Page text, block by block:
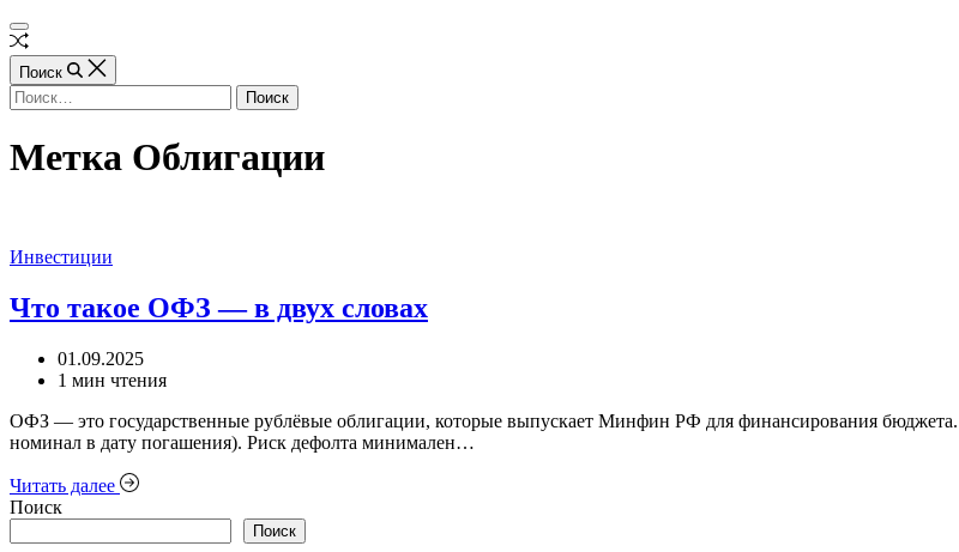
Перейти
к
содержимому
Финансы
и
инвестиции
Вне
холста
Финансы
и
инвестиции
Случайная
статья
Поиск
Найти:
Метка Облигации
Рубрики
Инвестиции
Что такое ОФЗ — в двух словах
01.09.2025
Расчётное
чтения
1 мин чтения
ОФЗ — это государственные рублёвые облигации, которые выпускает Минфин РФ для финансирования бюджета.
номинал в дату погашения). Риск дефолта минимален…
Читать далее
Поиск
Поиск